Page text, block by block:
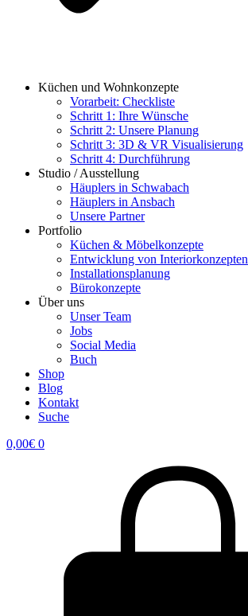
Küchen und Wohnkonzepte
Vorarbeit: Checkliste
Schritt 1: Ihre Wünsche
Schritt 2: Unsere Planung
Schritt 3: 3D & VR Visualisierung
Schritt 4: Durchführung
Studio / Ausstellung
Häuplers in Schwabach
Häuplers in Ansbach
Unsere Partner
Portfolio
Küchen & Möbelkonzepte
Entwicklung von Interiorkonzepten
Installationsplanung
Bürokonzepte
Über uns
Unser Team
Jobs
Social Media
Buch
Shop
Blog
Kontakt
Suche
0,00€ 0